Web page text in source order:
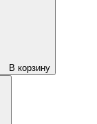
В корзину